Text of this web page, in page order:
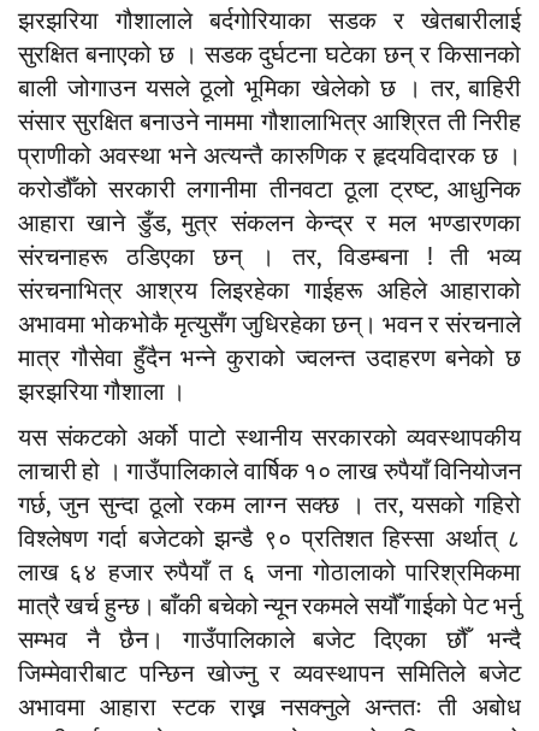
​झरझरिया गौशालाले बर्दगोरियाका सडक र खेतबारीलाई
सुरक्षित बनाएको छ । सडक दुर्घटना घटेका छन् र किसानको
बाली जोगाउन यसले ठूलो भूमिका खेलेको छ । तर, बाहिरी
संसार सुरक्षित बनाउने नाममा गौशालाभित्र आश्रित ती निरीह
प्राणीको अवस्था भने अत्यन्तै कारुणिक र हृदयविदारक छ ।
करोडौँको सरकारी लगानीमा तीनवटा ठूला ट्रष्ट, आधुनिक
आहारा खाने डुँड, मुत्र संकलन केन्द्र र मल भण्डारणका
संरचनाहरू ठडिएका छन् । तर, विडम्बना ! ती भव्य
संरचनाभित्र आश्रय लिइरहेका गाईहरू अहिले आहाराको
अभावमा भोकभोकै मृत्युसँग जुधिरहेका छन्। भवन र संरचनाले
मात्र गौसेवा हुँदैन भन्ने कुराको ज्वलन्त उदाहरण बनेको छ
झरझरिया गौशाला ।
​यस संकटको अर्को पाटो स्थानीय सरकारको व्यवस्थापकीय
लाचारी हो । गाउँपालिकाले वार्षिक १० लाख रुपैयाँ विनियोजन
गर्छ, जुन सुन्दा ठूलो रकम लाग्न सक्छ । तर, यसको गहिरो
विश्लेषण गर्दा बजेटको झन्डै ९० प्रतिशत हिस्सा अर्थात् ८
लाख ६४ हजार रुपैयाँ त ६ जना गोठालाको पारिश्रमिकमा
मात्रै खर्च हुन्छ। बाँकी बचेको न्यून रकमले सयौँ गाईको पेट भर्नु
सम्भव नै छैन। गाउँपालिकाले बजेट दिएका छौँ भन्दै
जिम्मेवारीबाट पन्छिन खोज्नु र व्यवस्थापन समितिले बजेट
अभावमा आहारा स्टक राख्न नसक्नुले अन्ततः ती अबोध